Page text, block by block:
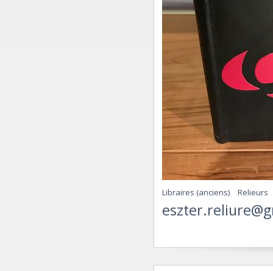
Libraires (anciens) Relieurs